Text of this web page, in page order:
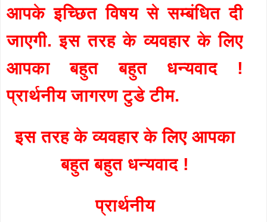
आपके इच्छित विषय से सम्बंधित दी
जाएगी. इस तरह के व्यवहार के लिए
आपका बहुत बहुत धन्यवाद !
प्रार्थनीय जागरण टुडे टीम.
इस तरह के व्यवहार के लिए आपका
बहुत बहुत धन्यवाद !
प्रार्थनीय